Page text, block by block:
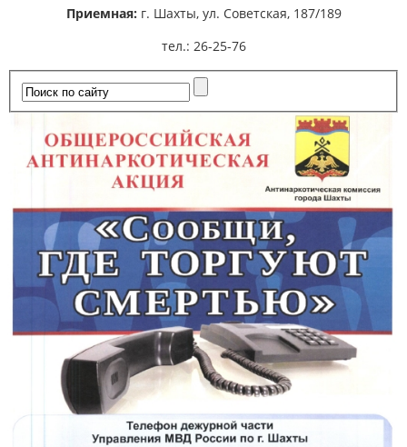
Приемная: г. Шахты, ул. Советская, 187/189
тел.: 26-25-76